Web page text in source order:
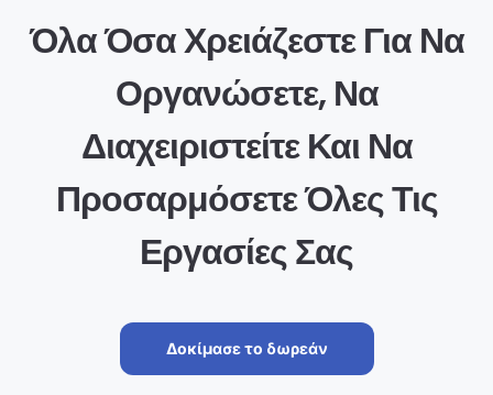
Όλα Όσα Χρειάζεστε Για Να
Οργανώσετε, Να
Διαχειριστείτε Και Να
Προσαρμόσετε Όλες Τις
Εργασίες Σας
Δοκίμασε το δωρεάν